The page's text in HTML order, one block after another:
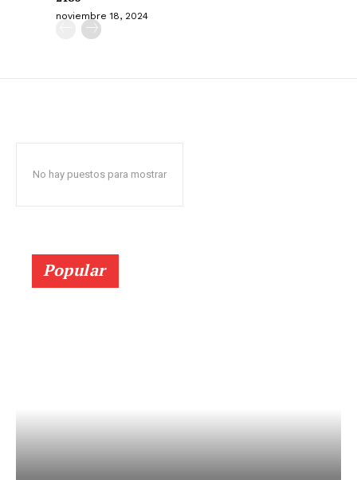
noviembre 18, 2024
No hay puestos para mostrar
Popular